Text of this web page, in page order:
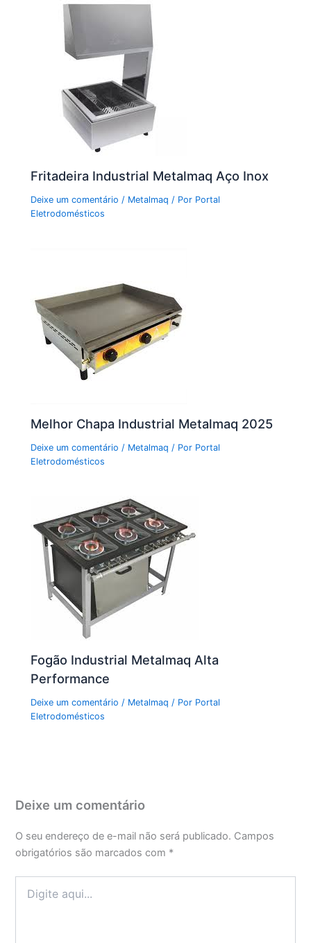
Fritadeira Industrial Metalmaq Aço Inox
Deixe um comentário / Metalmaq / Por Portal
Eletrodomésticos
Melhor Chapa Industrial Metalmaq 2025
Deixe um comentário / Metalmaq / Por Portal
Eletrodomésticos
Fogão Industrial Metalmaq Alta
Performance
Deixe um comentário / Metalmaq / Por Portal
Eletrodomésticos
Deixe um comentário
O seu endereço de e-mail não será publicado. Campos
obrigatórios são marcados com *
aqui...